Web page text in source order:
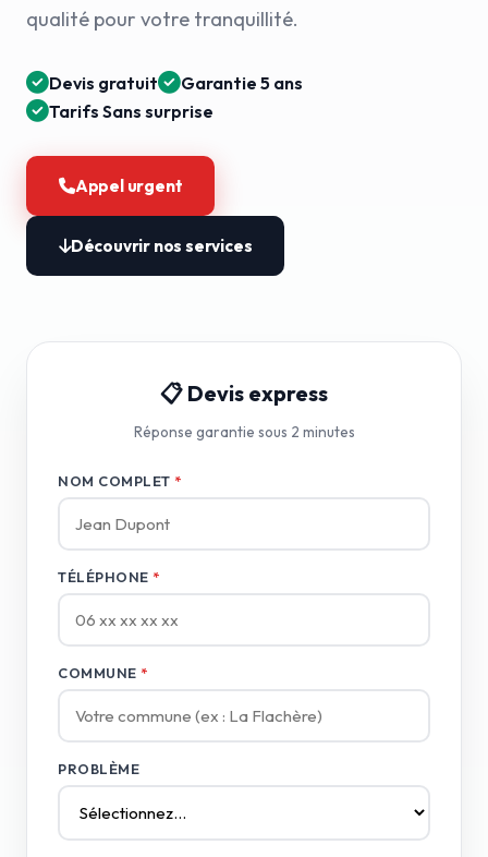
qualité pour votre tranquillité.
Devis gratuit
Garantie 5 ans
Tarifs Sans surprise
Appel urgent
Découvrir nos services
📋 Devis express
Réponse garantie sous 2 minutes
NOM COMPLET *
TÉLÉPHONE *
COMMUNE *
PROBLÈME